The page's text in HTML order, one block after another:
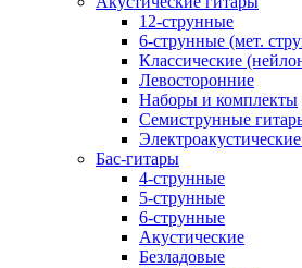
12-струнные
6-струнные (мет.
Классические
Левосторонние
Наборы и комплекты
Семиструнные
Бас-гитары
4-струнные
5-струнные
6-струнные
Акустические
Безладовые